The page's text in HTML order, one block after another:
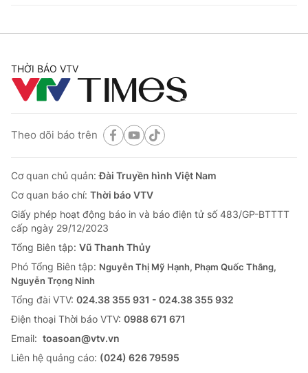
THỜI BÁO VTV
Theo dõi báo trên
Cơ quan chủ quản:Đài Truyền hình Việt Nam
Cơ quan báo chí: Thời báo VTV
Giấy phép hoạt động báo in và báo điện tử số 483/GP-BTTTT
cấp ngày 29/12/2023
Tổng Biên tập: Vũ Thanh Thủy
Phó Tổng Biên tập: Nguyễn Thị Mỹ Hạnh, Phạm Quốc Thắng,
Nguyễn Trọng Ninh
Tổng đài VTV: 024.38 355 931 - 024.38 355 932
Ðiện thoại Thời báo VTV: 0988 671 671
Email: toasoan@vtv.vn
Liên hệ quảng cáo: (024) 626 79595